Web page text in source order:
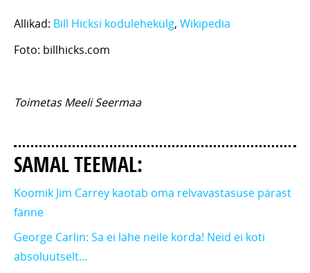
Allikad: Bill Hicksi kodulehekülg, Wikipedia
Foto: billhicks.com
Toimetas Meeli Seermaa
SAMAL TEEMAL:
Koomik Jim Carrey kaotab oma relvavastasuse pärast
fänne
George Carlin: Sa ei lähe neile korda! Neid ei koti
absoluutselt…